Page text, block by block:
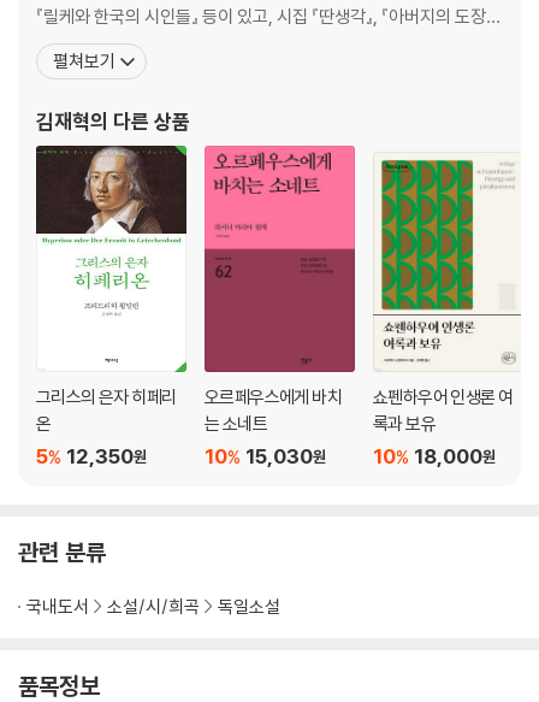
『릴케와 한국의 시인들』 등이 있고, 시집 『딴생각』, 『아버지의 도장』,
『내 사는 아름다운 동굴에 달이 진다』 등을 지었다. 역서로 릴케의
『기도시집』, 『두이노의 비가』, 하이네의 『노래의 책』, 횔덜린의 『히페
렉산더 광장』, 슐링크
펼쳐보기
김재혁의 다른 상품
그리스의 은자 히페리
온
12,350원
5%
오르페우스에게 바치
는 소네트
15,030원
10%
쇼펜하우어 인생론 여
록과 보유
18,000원
10%
관련 분류
국내도서 소설/시/희곡 독일소설
품목정보